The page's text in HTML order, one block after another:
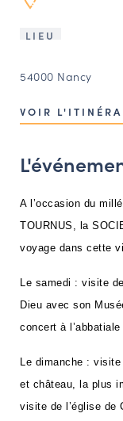
OFFRES
OUTILS EN
PORTAIL
Comité d'Histoire
Service Inventaire
VOUS ÊTES…
Amateurs
Responsables de
LIEU
54000 Nancy
VOIR
A l’occasion du
TOURNUS, la
voyage dans cette
Le samedi : visite
Dieu avec son
concert à
Le dimanche :
et château, la plus
visite de l’église de